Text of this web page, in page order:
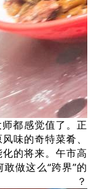
都感觉值了。正
味的奇特菜肴、
的将来。午市高
做这么“跨界”的